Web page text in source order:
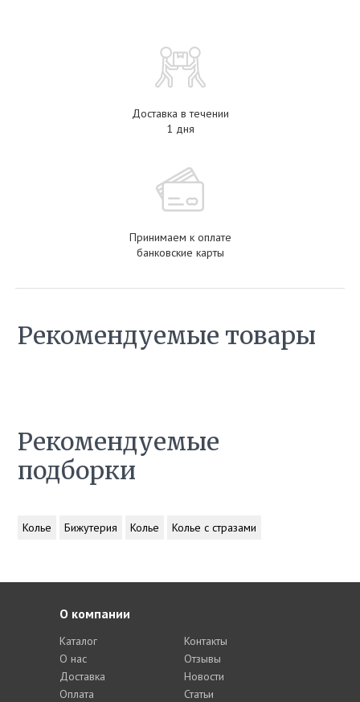
Доставка в течении
1 дня
Принимаем к оплате
банковские карты
Рекомендуемые товары
Рекомендуемые
подборки
Колье Бижутерия Колье Колье с стразами
О компании
Каталог
О нас
Доставка
Оплата
Контакты
Отзывы
Новости
Статьи